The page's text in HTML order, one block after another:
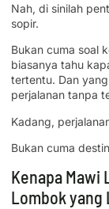
Nah, di sinilah
sopir.
Bukan cuma soal
biasanya tahu
tertentu. Dan
perjalanan tanpa
Kadang,
Bukan cuma
Kenapa Mawi
Lombok yang